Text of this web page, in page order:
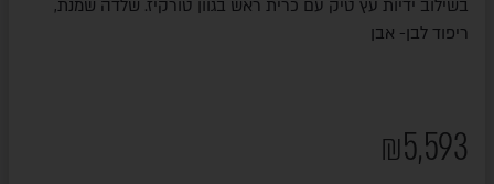
בשילוב ידיות עץ טיק עם כרית ראש בגוון טורקיז. שלדה שמנת,
ריפוד לבן- אבן
₪5,593